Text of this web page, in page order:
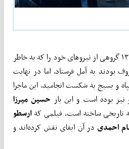
اتحادیه کمونیست‌های ایران در زمستان ۱۳۶۰ گروهی از نیروهای خود را که به خاطر
بودند به آمل فرستاد. اما در نهایت
با سپاه و بسیج به شکست انجامید. این ماجرا
بوده است و این بار حسین میرزا
تاریخی ساخته است. فیلمی کهارسطو
احمدیدر آن ایفای نقش کرده‌اند و